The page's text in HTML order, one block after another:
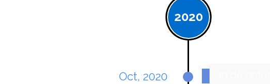
2020
Oct, 2020